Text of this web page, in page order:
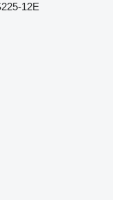
12E